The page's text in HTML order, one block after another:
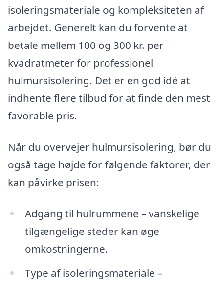
isoleringsmateriale og kompleksiteten af
arbejdet. Generelt kan du forvente at
betale mellem 100 og 300 kr. per
kvadratmeter for professionel
hulmursisolering. Det er en god idé at
indhente flere tilbud for at finde den mest
favorable pris.
Når du overvejer hulmursisolering, bør du
også tage højde for følgende faktorer, der
kan påvirke prisen:
Adgang til hulrummene – vanskelige
tilgængelige steder kan øge
omkostningerne.
Type af isoleringsmateriale –